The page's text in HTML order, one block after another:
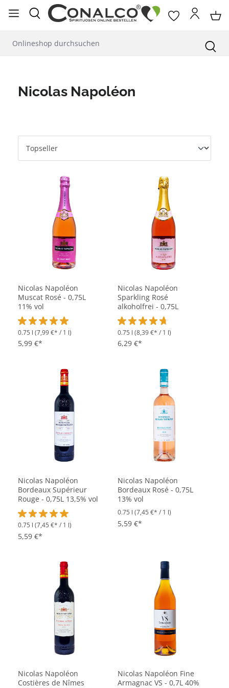
springen
Nicolas Napoléon
Nicolas Napoléon
Muscat Rosé - 0,75L
11% vol
Durchschnittliche Bewertung von 5 von 5 Sternen
0.75 l (7,99 €* / 1 l)
5,99 €*
Nicolas Napoléon
Sparkling Rosé
alkoholfrei - 0,75L
Durchschnittliche Bewertung
0.75 l (8,39 €* / 1 l)
6,29 €*
Nicolas Napoléon
Bordeaux Supérieur
Rouge - 0,75L 13,5% vol
Durchschnittliche Bewertung von 5 von 5 Sternen
0.75 l (7,45 €* / 1 l)
5,59 €*
Nicolas Napoléon
Bordeaux Rosé - 0,75L
13% vol
0.75 l (7,45 €* / 1 l)
5,59 €*
Nicolas Napoléon
Costières de Nîmes
Nicolas Napoléon Fine
Armagnac VS - 0,7L 40%